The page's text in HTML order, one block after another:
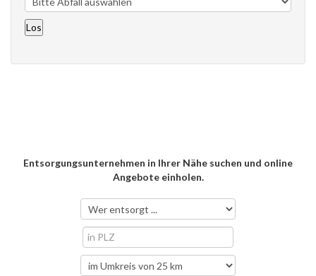
Entsorgungsunternehmen in Ihrer Nähe suchen und online
Angebote einholen.